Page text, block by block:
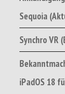
Sequoia
Synchro VR
iPadOS 18